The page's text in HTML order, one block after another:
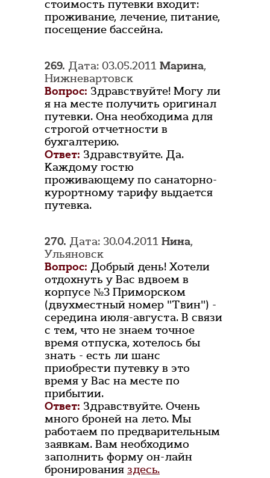
стоимость путевки входит:
проживание, лечение, питание,
посещение бассейна.
269. Дата: 03.05.2011 Марина,
Нижневартовск
Вопрос: Здравствуйте! Могу ли
я на месте получить оригинал
путевки. Она необходима для
строгой отчетности в
бухгалтерию.
Ответ: Здравствуйте. Да.
Каждому гостю
проживающему по санаторно-
курортному тарифу выдается
путевка.
270. Дата: 30.04.2011 Нина,
Ульяновск
Вопрос: Добрый день! Хотели
отдохнуть у Вас вдвоем в
корпусе №3 Приморском
(двухместный номер "Твин") -
середина июля-августа. В связи
с тем, что не знаем точное
время отпуска, хотелось бы
знать - есть ли шанс
приобрести путевку в это
время у Вас на месте по
прибытии.
Ответ: Здравствуйте. Очень
много броней на лето. Мы
работаем по предварительным
заявкам. Вам необходимо
заполнить форму он-лайн
бронирования здесь.